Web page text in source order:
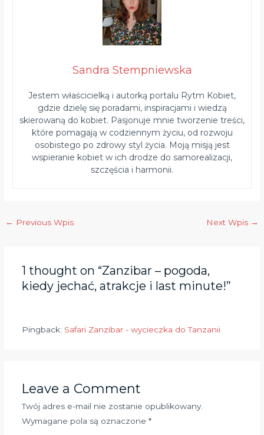
Sandra Stempniewska
Jestem właścicielką i autorką portalu Rytm Kobiet,
gdzie dzielę się poradami, inspiracjami i wiedzą
skierowaną do kobiet. Pasjonuje mnie tworzenie treści,
które pomagają w codziennym życiu, od rozwoju
osobistego po zdrowy styl życia. Moją misją jest
wspieranie kobiet w ich drodze do samorealizacji,
szczęścia i harmonii.
← Previous Wpis Next Wpis →
1 thought on “Zanzibar – pogoda,
kiedy jechać, atrakcje i last minute!”
Pingback: Safari Zanzibar - wycieczka do Tanzanii
Leave a Comment
Twój adres e-mail nie zostanie opublikowany.
Wymagane pola są oznaczone *